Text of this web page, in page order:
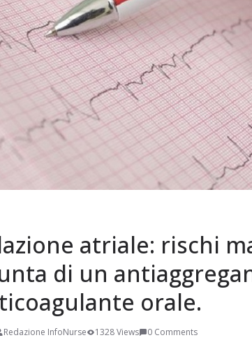
atriale: rischi
di un
orale.
Redazione InfoNurse 1328 Views
0 Comments